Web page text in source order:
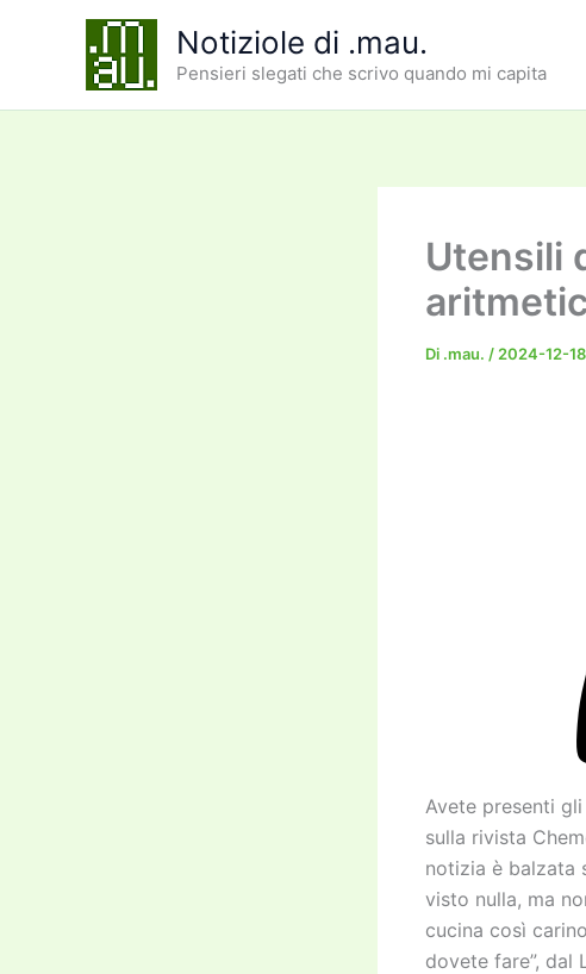
Notiziole di .mau.
Pensieri slegati che scrivo quando mi capita
Utensili
Di .mau. / 2024-12-18
Avete presenti
sulla rivista
notizia è balzata
visto nulla, ma
cucina così
dovete fare”, dal